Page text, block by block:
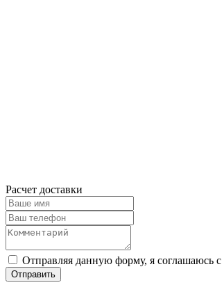
Расчет доставки
Отправляя данную форму, я соглашаюсь с